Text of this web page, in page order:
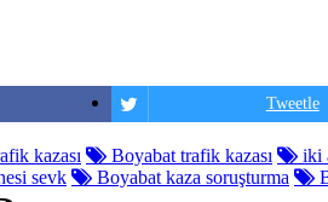
Tweetle
kazası Boyabat trafik kazası iki
sevk
Boyabat kaza soruşturma